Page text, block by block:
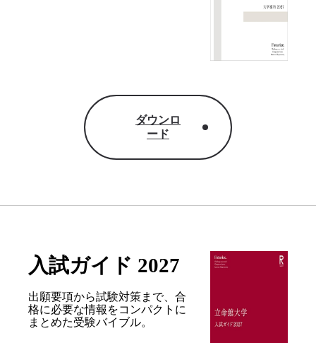
ダウンロ
ード
入試ガイド 2027
出願要項から試験対策まで、合
格に必要な情報をコンパクトに
まとめた受験バイブル。